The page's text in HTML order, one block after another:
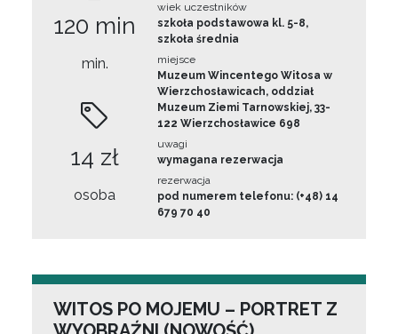
120 min
min.
14 zł
osoba
wiek uczestników
szkoła podstawowa kl. 5-8,
szkoła średnia
miejsce
Muzeum Wincentego Witosa w
Wierzchosławicach, oddział
Muzeum Ziemi Tarnowskiej, 33-
122 Wierzchosławice 698
uwagi
wymagana rezerwacja
rezerwacja
pod numerem telefonu: (+48) 14
679 70 40
WITOS PO MOJEMU – PORTRET Z